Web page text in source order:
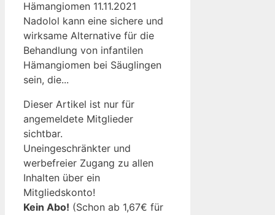
Hämangiomen 11.11.2021
Nadolol kann eine sichere und
wirksame Alternative für die
Behandlung von infantilen
Hämangiomen bei Säuglingen
sein, die...
Dieser Artikel ist nur für
angemeldete Mitglieder
sichtbar.
Uneingeschränkter und
werbefreier Zugang zu allen
Inhalten über ein
Mitgliedskonto!
Kein Abo! (Schon ab 1,67€ für